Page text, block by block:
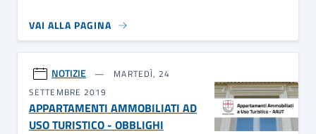
VAI ALLA PAGINA
NOTIZIE
MARTEDÌ, 24
SETTEMBRE 2019
APPARTAMENTI AMMOBILIATI AD
USO TURISTICO - OBBLIGHI